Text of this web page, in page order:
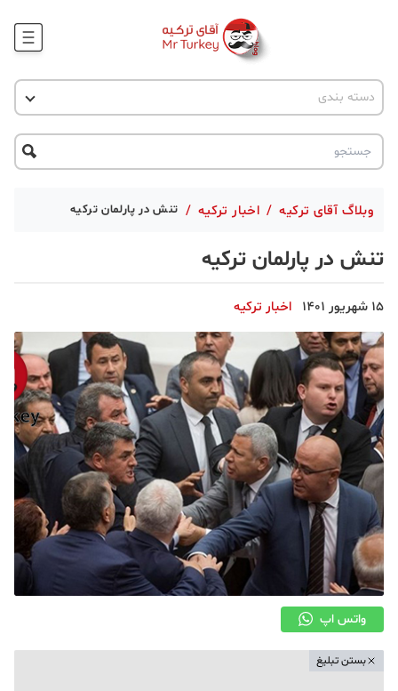
وبلاگ
جاذبه گردشگری
دسته بندی
اخبار ترکیه
پروژه ها
تحصیل در ترکیه
ترکیه گردی
دانستنی
دکوراسیون
قبرس
وبلاگ آقای ترکیه / اخبار ترکیه / تنش در پارلمان ترکیه
تنش در پارلمان ترکیه
15 شهریور 1401 اخبار ترکیه
واتس اپ
بستن تبلیغ